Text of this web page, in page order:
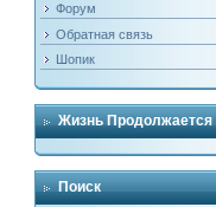
Форум
Обратная связь
Шопик
Жизнь Продолжается
Поиск